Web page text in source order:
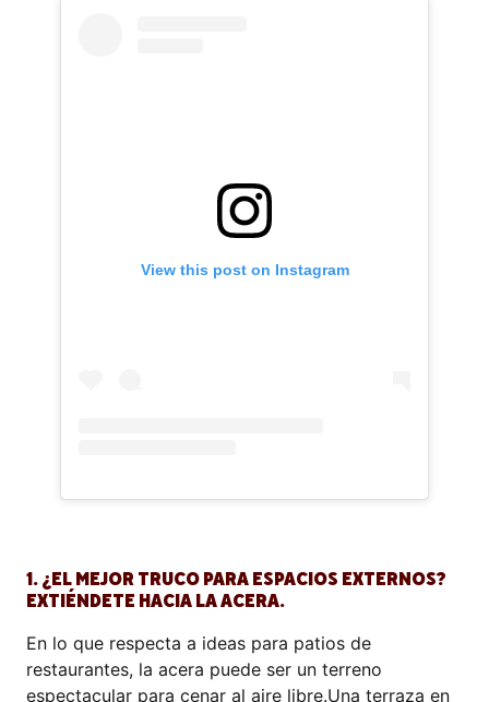
View this post on Instagram
1. ¿EL MEJOR TRUCO PARA ESPACIOS EXTERNOS?
EXTIÉNDETE HACIA LA ACERA.
En lo que respecta a ideas para patios de
restaurantes, la acera puede ser un terreno
espectacular para cenar al aire libre.Una terraza en